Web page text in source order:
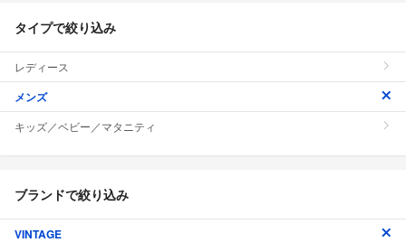
タイプで絞り込み
レディース
メンズ
キッズ／ベビー／マタニティ
ブランドで絞り込み
VINTAGE